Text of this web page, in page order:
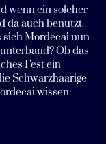
wenn ein solcher
da auch benutzt.
sich Mordecai nun
Ob das
Fest ein
Schwarzhaarige
wissen: